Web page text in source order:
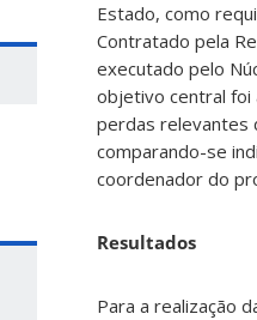
Estado, como
Contratado pela
executado pelo
objetivo central foi
perdas relevantes
comparando-se
coordenador do
Resultados
Para a realização